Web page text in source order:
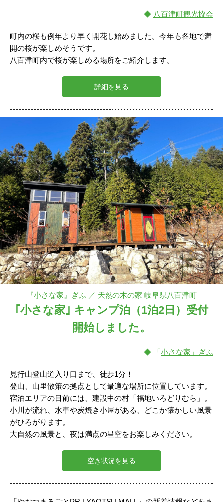
◆ 八百津町観光協会
町内の桜も例年より早く開花し始めました。今年も各地で満
開の桜が楽しめそうです。
八百津町内で桜が楽しめる場所をご紹介します。
詳細を見る
『小さな家』ぎふ ／ 天然の木の家 岐阜県八百津町
｢小さな家｣ キャンプ泊（1泊2日）受付
開始しました。
◆ 「小さな家」ぎふ
見行山登山道入り口まで、徒歩1分！
登山、山里散策の拠点として最適な場所に位置しています。
宿泊エリアの目前には、建設中の村「福地いろどりむら」。
小川が流れ、水車や炭焼き小屋がある、どこか懐かしい風景
がひろがります。
大自然の風景と、夜は満点の星空をお楽しみください。
空き状況を見る